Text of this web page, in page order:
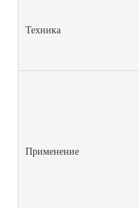
Техника
Применение